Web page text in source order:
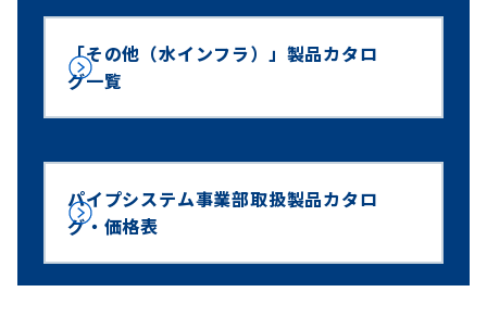
「その他（水インフラ）」製品カタロ
グ一覧
パイプシステム事業部取扱製品カタロ
グ・価格表